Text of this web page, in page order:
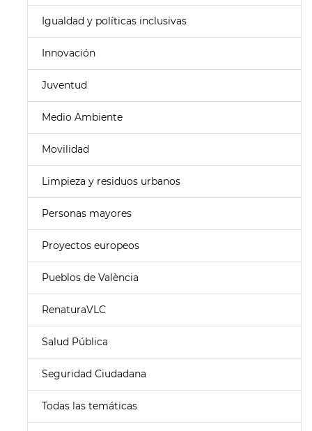
Igualdad y políticas inclusivas
Innovación
Juventud
Medio Ambiente
Movilidad
Limpieza y residuos urbanos
Personas mayores
Proyectos europeos
Pueblos de València
RenaturaVLC
Salud Pública
Seguridad Ciudadana
Todas las temáticas